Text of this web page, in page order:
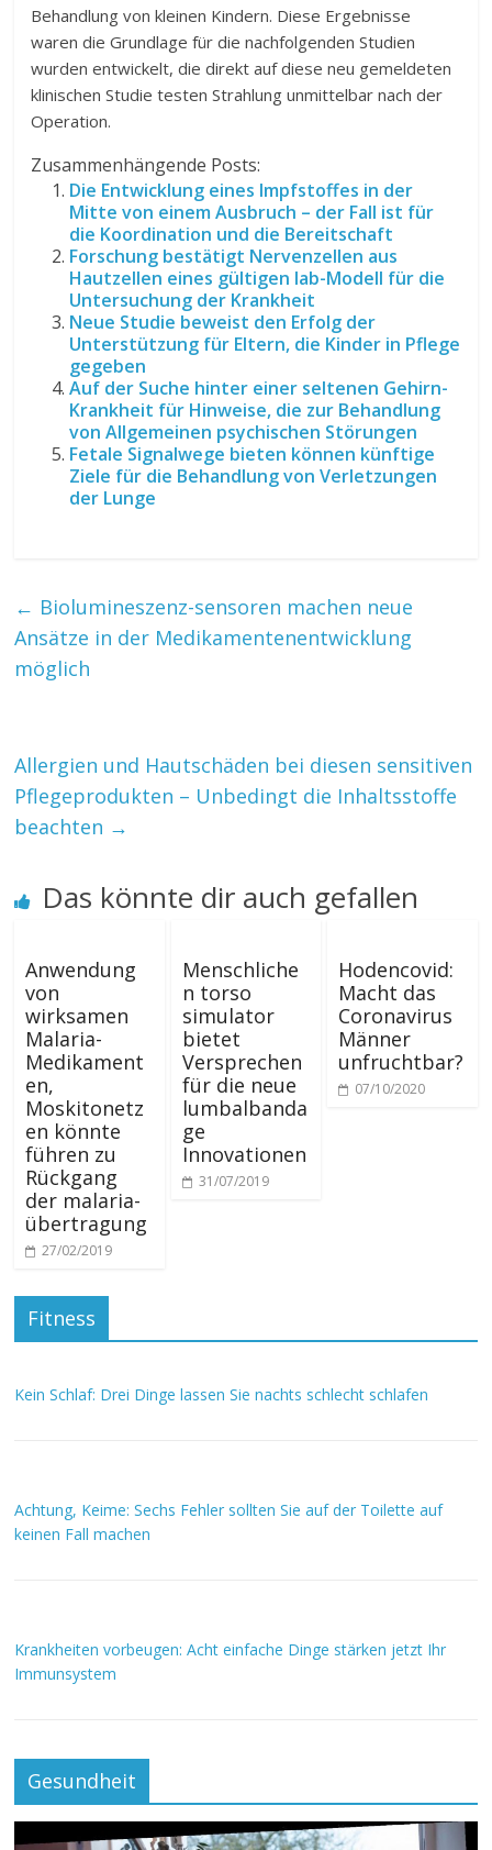
Behandlung von kleinen Kindern. Diese Ergebnisse
waren die Grundlage für die nachfolgenden Studien
wurden entwickelt, die direkt auf diese neu gemeldeten
klinischen Studie testen Strahlung unmittelbar nach der
Operation.
Zusammenhängende Posts:
Die Entwicklung eines Impfstoffes in der
Mitte von einem Ausbruch – der Fall ist für
die Koordination und die Bereitschaft
Forschung bestätigt Nervenzellen aus
Hautzellen eines gültigen lab-Modell für die
Untersuchung der Krankheit
Neue Studie beweist den Erfolg der
Unterstützung für Eltern, die Kinder in Pflege
gegeben
Auf der Suche hinter einer seltenen Gehirn-
Krankheit für Hinweise, die zur Behandlung
von Allgemeinen psychischen Störungen
Fetale Signalwege bieten können künftige
Ziele für die Behandlung von Verletzungen
der Lunge
← Biolumineszenz-sensoren machen neue
Ansätze in der Medikamentenentwicklung
möglich
Allergien und Hautschäden bei diesen sensitiven
Pflegeprodukten – Unbedingt die Inhaltsstoffe
beachten →
Das könnte dir auch gefallen
Anwendung
von
wirksamen
Malaria-
Medikament
en,
Moskitonetz
en könnte
führen zu
Rückgang
der malaria-
übertragung
27/02/2019
Menschliche
n torso
simulator
bietet
Versprechen
für die neue
lumbalbanda
ge
Innovationen
31/07/2019
Hodencovid:
Macht das
Coronavirus
Männer
unfruchtbar?
07/10/2020
Fitness
Kein Schlaf: Drei Dinge lassen Sie nachts schlecht schlafen
Achtung, Keime: Sechs Fehler sollten Sie auf der Toilette auf
keinen Fall machen
Krankheiten vorbeugen: Acht einfache Dinge stärken jetzt Ihr
Immunsystem
Gesundheit